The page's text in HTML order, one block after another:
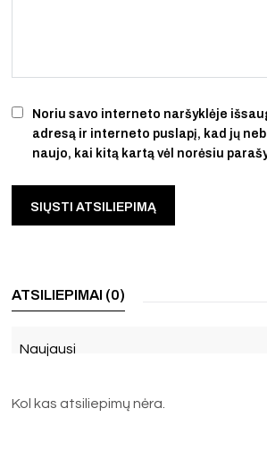
Noriu savo interneto naršyklėje
adresą ir interneto puslapį, kad jų
naujo, kai kitą kartą vėl norėsiu
ATSILIEPIMAI (0)
Naujausi
Kol kas atsiliepimų nėra.